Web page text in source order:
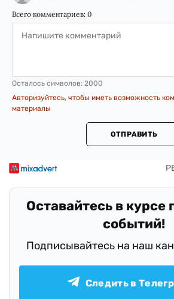
Всего комментариев: 0
Осталось символов: 2000
Авторизуйтесь, чтобы иметь возможность
материалы
ОТПРАВИТЬ
Оставайтесь в курсе
событий!
Подписывайтесь на наш
Следить в